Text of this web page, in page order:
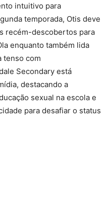
intuitivo para
temporada, Otis deve
recém-descobertos para
enquanto também lida
tenso com
Secondary está
destacando a
sexual na escola e
para desafiar o status